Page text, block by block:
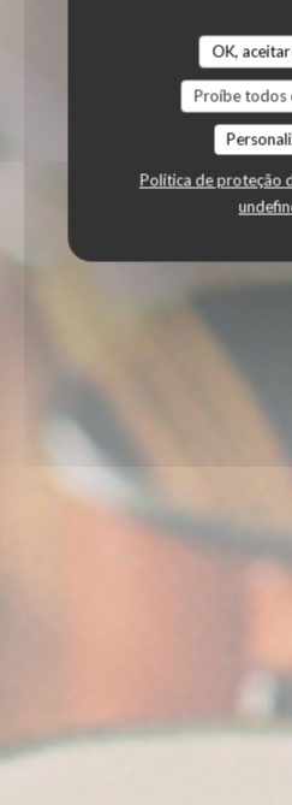
OK,
Proíbe todos
Política de proteção